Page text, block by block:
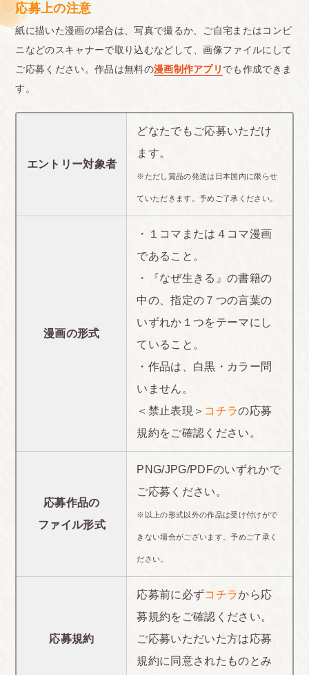
応募上の注意
紙に描いた漫画の場合は、写真で撮るか、ご自宅またはコンビ
ニなどのスキャナーで取り込むなどして、画像ファイルにして
ご応募ください。作品は無料の漫画制作アプリ でも作成できま
す。
エントリー対象者
どなたでもご応募いただけ
ます。
※ただし賞品の発送は日本国内に限らせ
ていただきます。予めご了承ください。
漫画の形式
・１コマまたは４コマ漫画
であること。
・『なぜ生きる』の書籍の
中の、指定の７つの言葉の
いずれか１つをテーマにし
ていること。
・作品は、白黒・カラー問
いません。
＜禁止表現＞ コチラの応募
規約をご確認ください。
応募作品の
ファイル形式
PNG/JPG/PDFのいずれかで
ご応募ください。
※以上の形式以外の作品は受け付けがで
きない場合がございます。予めご了承く
ださい。
応募規約
応募前に必ずコチラから応
募規約をご確認ください。
ご応募いただいた方は応募
規約に同意されたものとみ